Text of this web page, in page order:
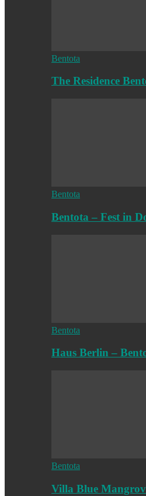
Bentota
The Residence
Bentota
Bentota – Fest in
Bentota
Haus Berlin –
Bentota
Villa Blue